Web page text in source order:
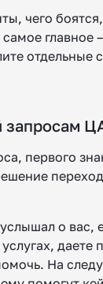
чего
главное
отдельные
запросам
первого
о вас,
даете
На